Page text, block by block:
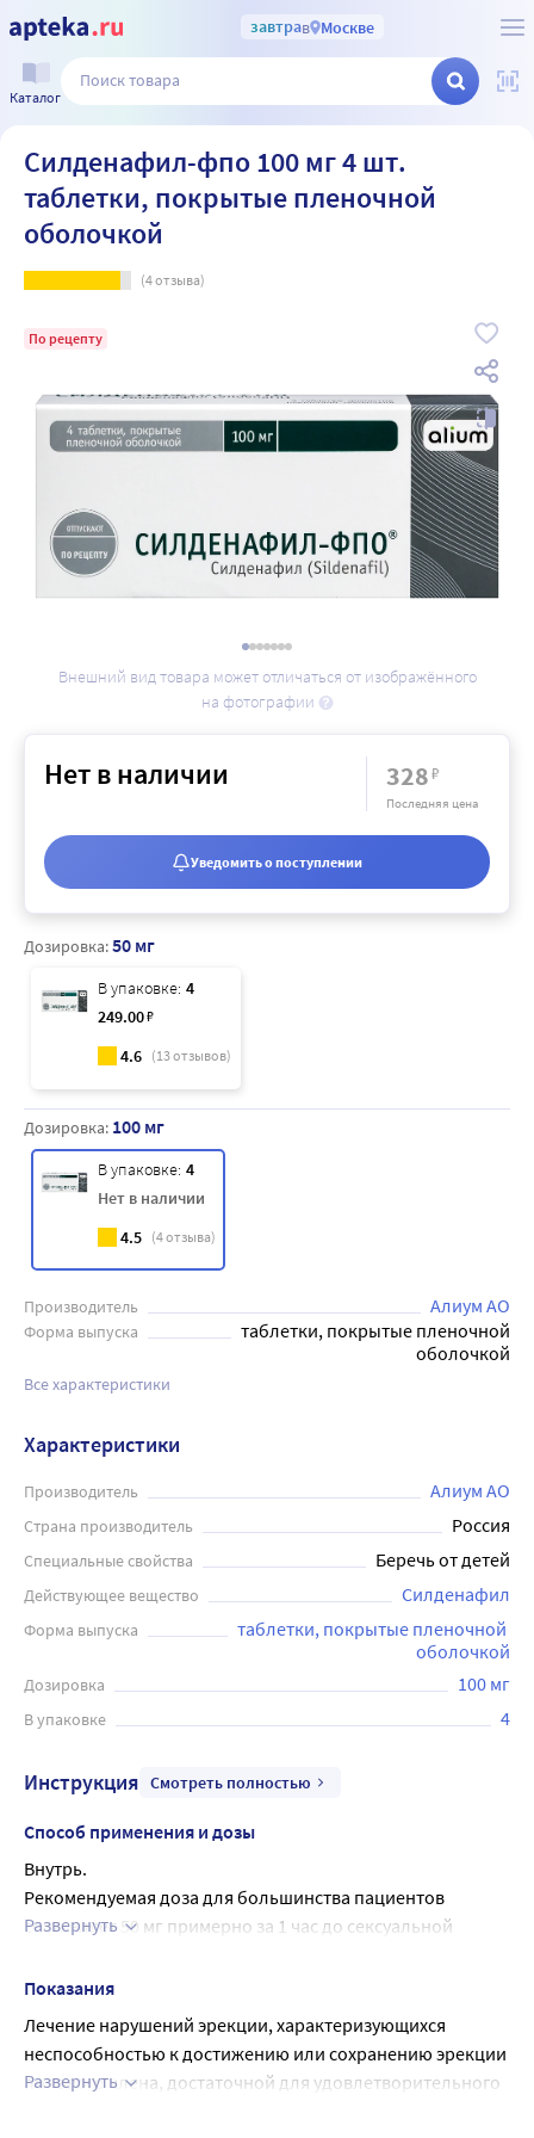
завтрав Москве
Каталог
Силденафил-фпо 100 мг 4 шт.
таблетки, покрытые пленочной
оболочкой
(4отзыва)
По рецепту
Внешний вид товара может отличаться от изображённого
на фотографии
Дозировка:50 мг
В упаковке: 4
249.00₽
4.6 (13отзывов)
Дозировка: 100 мг
В упаковке: 4
Нет в наличии
4.5 (4отзыва)
Производитель Алиум АО
Форма выпуска
таблетки, покрытые пленочной
оболочкой
Все характеристики
Нет в наличии 328₽
Последняя цена
Уведомить о поступлении
Характеристики
Производитель Алиум АО
Страна производитель Россия
Специальные свойства Беречь от детей
Действующее вещество Силденафил
Форма выпуска
таблетки, покрытые пленочной
оболочкой
Дозировка 100 мг
В упаковке 4
Инструкция Смотреть полностью
Способ применения и дозы
Внутрь.
Рекомендуемая доза для большинства пациентов
составляет 50 мг примерно за 1 час до сексуальной
доза может быть увеличена до 100 мг или снижена до 25
мг. Максимальная рекомендуемая доза составляет 100
мг. Максимальная рекомендуемая кратность применения
- один раз в сутки. Следует учитывать, что абсорбция
силденафила значительно замедляется при его
Развернуть
Показания
Лечение нарушений эрекции, характеризующихся
неспособностью к достижению или сохранению эрекции
полового члена, достаточной для удовлетворительного
Развернуть